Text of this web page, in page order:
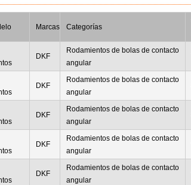
Marcas Categorías
DKF
Rodamientos de bolas de contacto
angular
DKF
Rodamientos de bolas de contacto
angular
DKF
Rodamientos de bolas de contacto
angular
DKF
Rodamientos de bolas de contacto
angular
DKF
Rodamientos de bolas de contacto
angular